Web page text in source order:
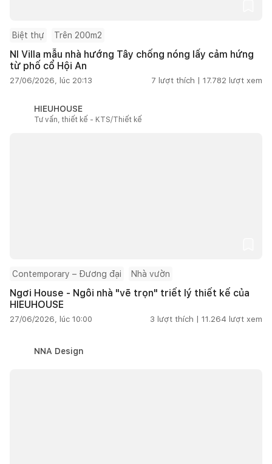
Biệt thự Trên 200m2
NI Villa mẫu nhà hướng Tây chống nóng lấy cảm hứng
từ phố cổ Hội An
27/06/2026, lúc 20:13 7 lượt thích | 17.782 lượt xem
HIEUHOUSE
Tư vấn, thiết kế - KTS/Thiết kế
Contemporary – Đương đại Nhà vườn
Ngơi House - Ngôi nhà "vẽ trọn" triết lý thiết kế của
HIEUHOUSE
27/06/2026, lúc 10:00 3 lượt thích | 11.264 lượt xem
NNA Design